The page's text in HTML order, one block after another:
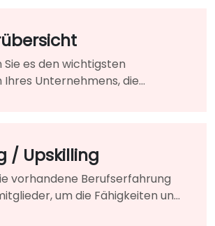
Sie es den wichtigsten
Unternehmens, die
/ Upskilling
vorhandene Berufserfahrung
um die Fähigkeiten und